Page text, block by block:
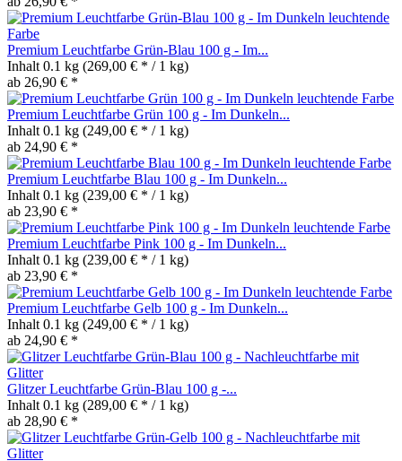
Premium Leuchtfarbe Grün-Blau 100 g - Im...
Inhalt 0.1 kg (269,00 € * / 1 kg)
ab 26,90 € *
Premium Leuchtfarbe Grün 100 g - Im Dunkeln...
Inhalt 0.1 kg (249,00 € * / 1 kg)
ab 24,90 € *
Premium Leuchtfarbe Blau 100 g - Im Dunkeln...
Inhalt 0.1 kg (239,00 € * / 1 kg)
ab 23,90 € *
Premium Leuchtfarbe Pink 100 g - Im Dunkeln...
Inhalt 0.1 kg (239,00 € * / 1 kg)
ab 23,90 € *
Premium Leuchtfarbe Gelb 100 g - Im Dunkeln...
Inhalt 0.1 kg (249,00 € * / 1 kg)
ab 24,90 € *
Glitzer Leuchtfarbe Grün-Blau 100 g -...
Inhalt 0.1 kg (289,00 € * / 1 kg)
ab 28,90 € *